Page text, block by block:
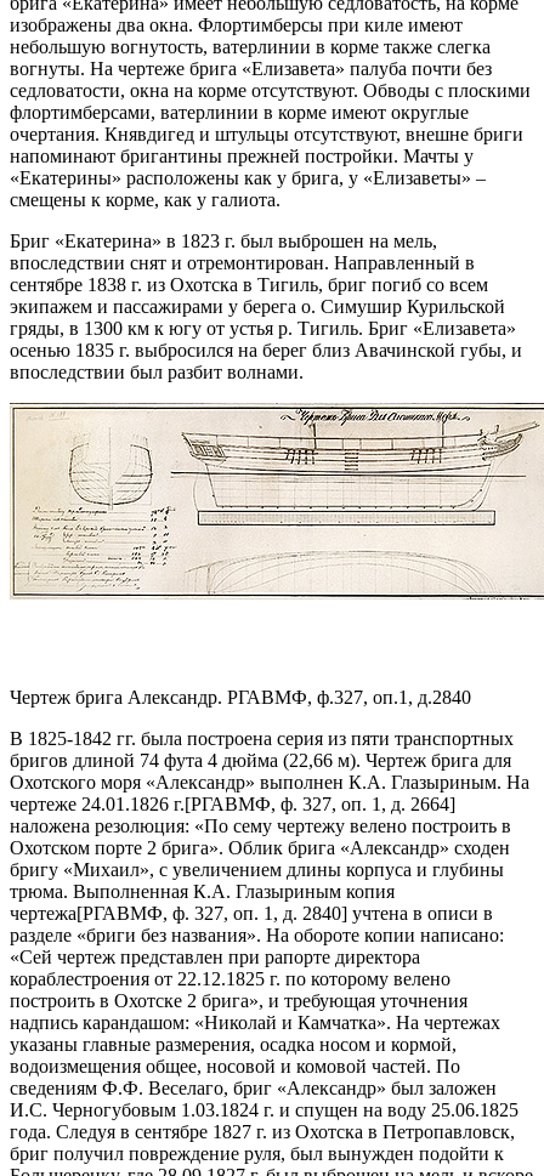
изображены два окна. Флортимберсы при киле имеют
небольшую вогнутость, ватерлинии в корме также слегка
вогнуты. На чертеже брига «Елизавета» палуба почти без
седловатости, окна на корме отсутствуют. Обводы с плоскими
флортимберсами, ватерлинии в корме имеют округлые
очертания. Княвдигед и штульцы отсутствуют, внешне бриги
напоминают бригантины прежней постройки. Мачты у
«Екатерины» расположены как у брига, у «Елизаветы» –
смещены к корме, как у галиота.
Бриг «Екатерина» в 1823 г. был выброшен на мель,
впоследствии снят и отремонтирован. Направленный в
сентябре 1838 г. из Охотска в Тигиль, бриг погиб со всем
экипажем и пассажирами у берега о. Симушир Курильской
гряды, в 1300 км к югу от устья р. Тигиль. Бриг «Елизавета»
осенью 1835 г. выбросился на берег близ Авачинской губы, и
впоследствии был разбит волнами.
Чертеж брига Александр. РГАВМФ, ф.327, оп.1, д.2840
В 1825-1842 гг. была построена серия из пяти транспортных
бригов длиной 74 фута 4 дюйма (22,66 м). Чертеж брига для
Охотского моря «Александр» выполнен К.А. Глазыриным. На
чертеже 24.01.1826 г.[РГАВМФ, ф. 327, оп. 1, д. 2664]
наложена резолюция: «По сему чертежу велено построить в
Охотском порте 2 брига». Облик брига «Александр» сходен
бригу «Михаил», с увеличением длины корпуса и глубины
трюма. Выполненная К.А. Глазыриным копия
чертежа[РГАВМФ, ф. 327, оп. 1, д. 2840] учтена в описи в
разделе «бриги без названия». На обороте копии написано:
«Сей чертеж представлен при рапорте директора
кораблестроения от 22.12.1825 г. по которому велено
построить в Охотске 2 брига», и требующая уточнения
надпись карандашом: «Николай и Камчатка». На чертежах
указаны главные размерения, осадка носом и кормой,
водоизмещения общее, носовой и комовой частей. По
сведениям Ф.Ф. Веселаго, бриг «Александр» был заложен
И.С. Черногубовым 1.03.1824 г. и спущен на воду 25.06.1825
года. Следуя в сентябре 1827 г. из Охотска в Петропавловск,
бриг получил повреждение руля, был вынужден подойти к